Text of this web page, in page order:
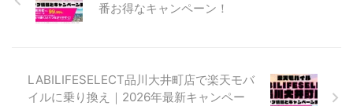
番お得なキャンペーン！
LABILIFESELECT品川大井町店で楽天モバ
イルに乗り換え｜2026年最新キャンペー